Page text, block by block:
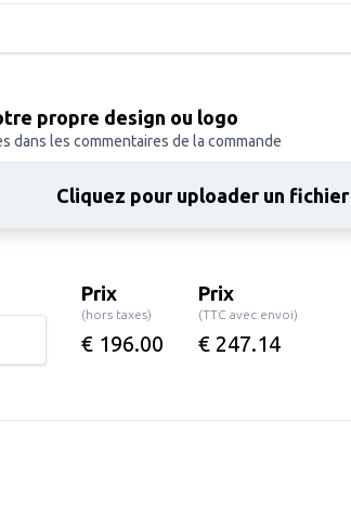
propre design ou logo
dans les commentaires de la commande
Cliquez pour uploader un fichier
Prix
(hors taxes)
€ 196.00
Prix
(TTC avec envoi)
€ 247.14